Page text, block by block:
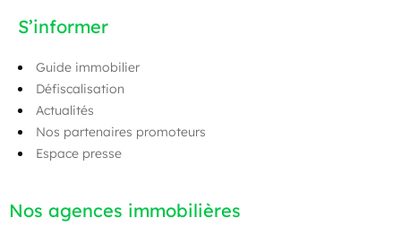
S’informer
Guide immobilier
Défiscalisation
Actualités
Nos partenaires promoteurs
Espace presse
Nos agences immobilières